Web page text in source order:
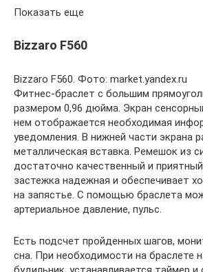
Показать еще
Bizzaro F560
Bizzaro F560. Фото: market.yandex.ru
Фитнес-браслет с большим
размером 0,96 дюйма. Экран
нем отображается необходимая
уведомления. В нижней части экрана
металлическая вставка. Ремешок из
достаточно качественный и
застежка надежная и обеспечивает
на запястье. С помощью браслета
артериальное давление, пульс.
Есть подсчет пройденных шагов,
сна. При необходимости на браслете